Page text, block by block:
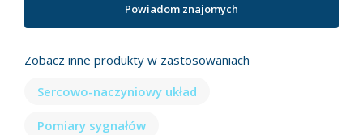
Powiadom znajomych
Zobacz inne produkty w zastosowaniach
Sercowo-naczyniowy układ
Pomiary sygnałów